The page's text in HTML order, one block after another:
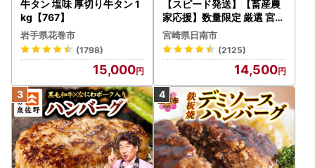
牛タン 塩味 厚切り牛タン 1
kg【767】
岩手県花巻市
(1798)
15,000
【スピード発送】【畜産農
家応援】数量限定 厳選 宮崎
牛 赤身 焼肉 計800g FN-Li
mited-PR_BDV5-26-2W
宮崎県日南市
(2125)
14,500